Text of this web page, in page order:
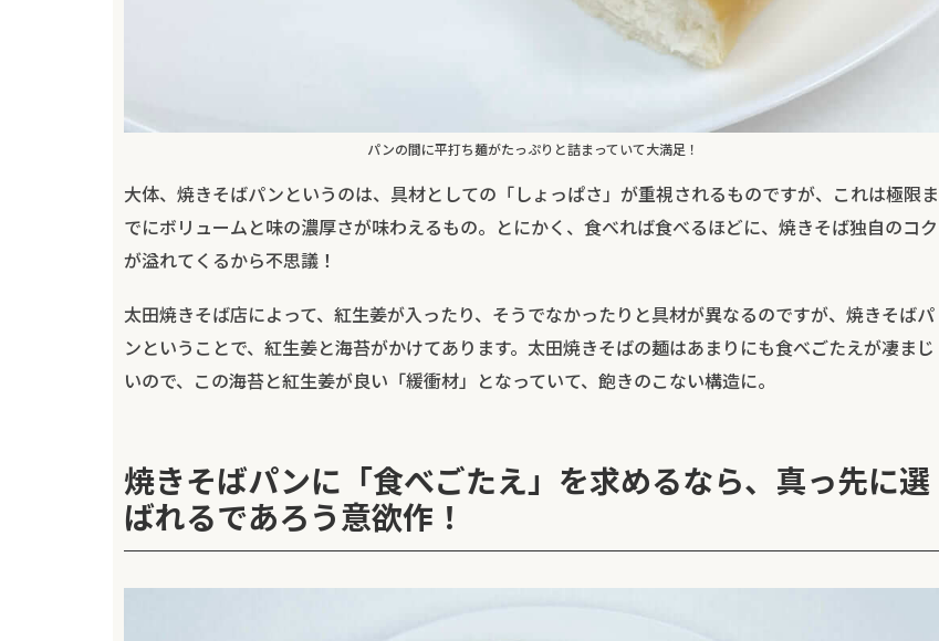
パンの間に平打ち麺がたっぷりと詰まっていて大満足！
大体、焼きそばパンというのは、具材としての「しょっぱさ」が重視されるものですが、これは極限ま
でにボリュームと味の濃厚さが味わえるもの。とにかく、食べれば食べるほどに、焼きそば独自のコク
が溢れてくるから不思議！
太田焼きそば店によって、紅生姜が入ったり、そうでなかったりと具材が異なるのですが、焼きそばパ
ンということで、紅生姜と海苔がかけてあります。太田焼きそばの麺はあまりにも食べごたえが凄まじ
いので、この海苔と紅生姜が良い「緩衝材」となっていて、飽きのこない構造に。
焼きそばパンに「食べごたえ」を求めるなら、真っ先に選
ばれるであろう意欲作！